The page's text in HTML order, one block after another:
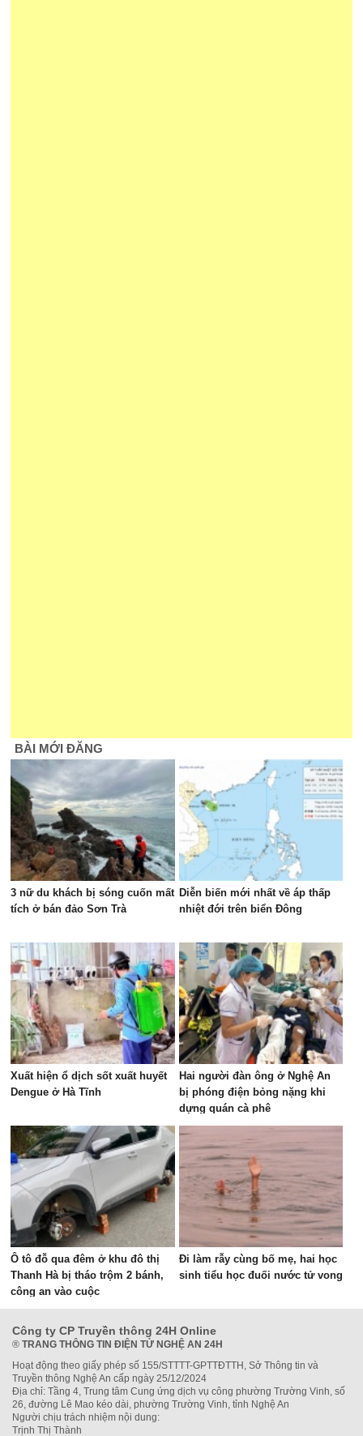
BÀI MỚI ĐĂNG
3 nữ du khách bị sóng cuốn mất
tích ở bán đảo Sơn Trà
Diễn biến mới nhất về áp thấp
nhiệt đới trên biển Đông
Xuất hiện ổ dịch sốt xuất huyết
Dengue ở Hà Tĩnh
Hai người đàn ông ở Nghệ An
bị phóng điện bỏng nặng khi
dựng quán cà phê
Ô tô đỗ qua đêm ở khu đô thị
Thanh Hà bị tháo trộm 2 bánh,
công an vào cuộc
Đi làm rẫy cùng bố mẹ, hai học
sinh tiểu học đuối nước tử vong
Công ty CP Truyền thông 24H Online
® TRANG THÔNG TIN ĐIỆN TỬ NGHỆ AN 24H
Hoạt động theo giấy phép số 155/STTTT-GPTTĐTTH, Sở Thông tin và
Truyền thông Nghệ An cấp ngày 25/12/2024
Địa chỉ: Tầng 4, Trung tâm Cung ứng dịch vụ công phường Trường Vinh, số
26, đường Lê Mao kéo dài, phường Trường Vinh, tỉnh Nghệ An
Người chịu trách nhiệm nội dung:
Trịnh Thị Thành